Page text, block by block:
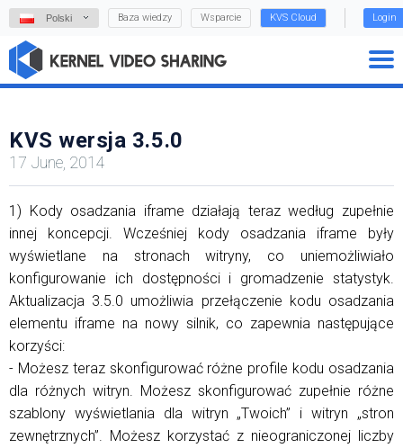
Polski Baza wiedzy Wsparcie KVS Cloud Login
KVS wersja 3.5.0
17 June, 2014
1) Kody osadzania iframe działają teraz według zupełnie
innej koncepcji. Wcześniej kody osadzania iframe były
wyświetlane na stronach witryny, co uniemożliwiało
konfigurowanie ich dostępności i gromadzenie statystyk.
Aktualizacja 3.5.0 umożliwia przełączenie kodu osadzania
elementu iframe na nowy silnik, co zapewnia następujące
korzyści:
- Możesz teraz skonfigurować różne profile kodu osadzania
dla różnych witryn. Możesz skonfigurować zupełnie różne
szablony wyświetlania dla witryn „Twoich” i witryn „stron
zewnętrznych”. Możesz korzystać z nieograniczonej liczby